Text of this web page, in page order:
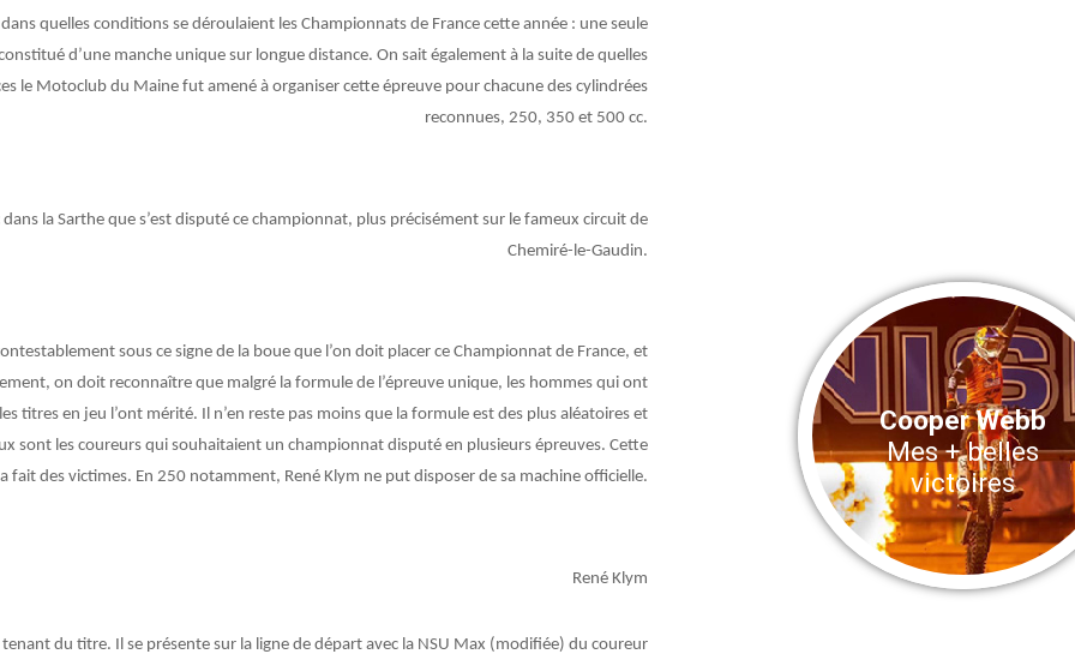
Cooper Webb
Mes + belles
victoires
quelles conditions se déroulaient les Championnats de France cette année : une seule
d’une manche unique sur longue distance. On sait également à la suite de quelles
le Motoclub du Maine fut amené à organiser cette épreuve pour chacune des cylindrées
reconnues, 250, 350 et 500 cc.
dans la Sarthe que s’est disputé ce championnat, plus précisément sur le fameux circuit de
Chemiré-le-Gaudin.
sous ce signe de la boue que l’on doit placer ce Championnat de France, et
on doit reconnaître que malgré la formule de l’épreuve unique, les hommes qui ont
titres en jeu l’ont mérité. Il n’en reste pas moins que la formule est des plus aléatoires et
sont les coureurs qui souhaitaient un championnat disputé en plusieurs épreuves. Cette
fait des victimes. En 250 notamment, René Klym ne put disposer de sa machine officielle.
René Klym
du titre. Il se présente sur la ligne de départ avec la NSU Max (modifiée) du coureur